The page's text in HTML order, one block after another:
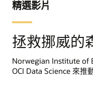
精選影片
拯救挪威的
Norwegian Institute of
OCI Data Science 來推